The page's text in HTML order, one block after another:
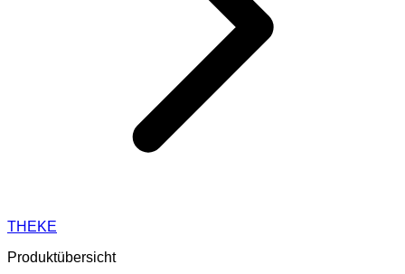
THEKE
Produktübersicht